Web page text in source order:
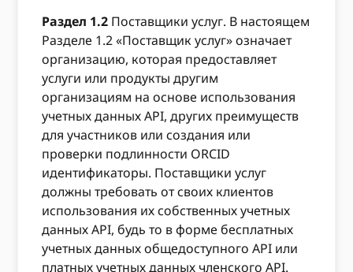
Раздел 1.2 Поставщики услуг. В настоящем
Разделе 1.2 «Поставщик услуг» означает
организацию, которая предоставляет
услуги или продукты другим
организациям на основе использования
учетных данных API, других преимуществ
для участников или создания или
проверки подлинности ORCID
идентификаторы. Поставщики услуг
должны требовать от своих клиентов
использования их собственных учетных
данных API, будь то в форме бесплатных
учетных данных общедоступного API или
платных учетных данных членского API.